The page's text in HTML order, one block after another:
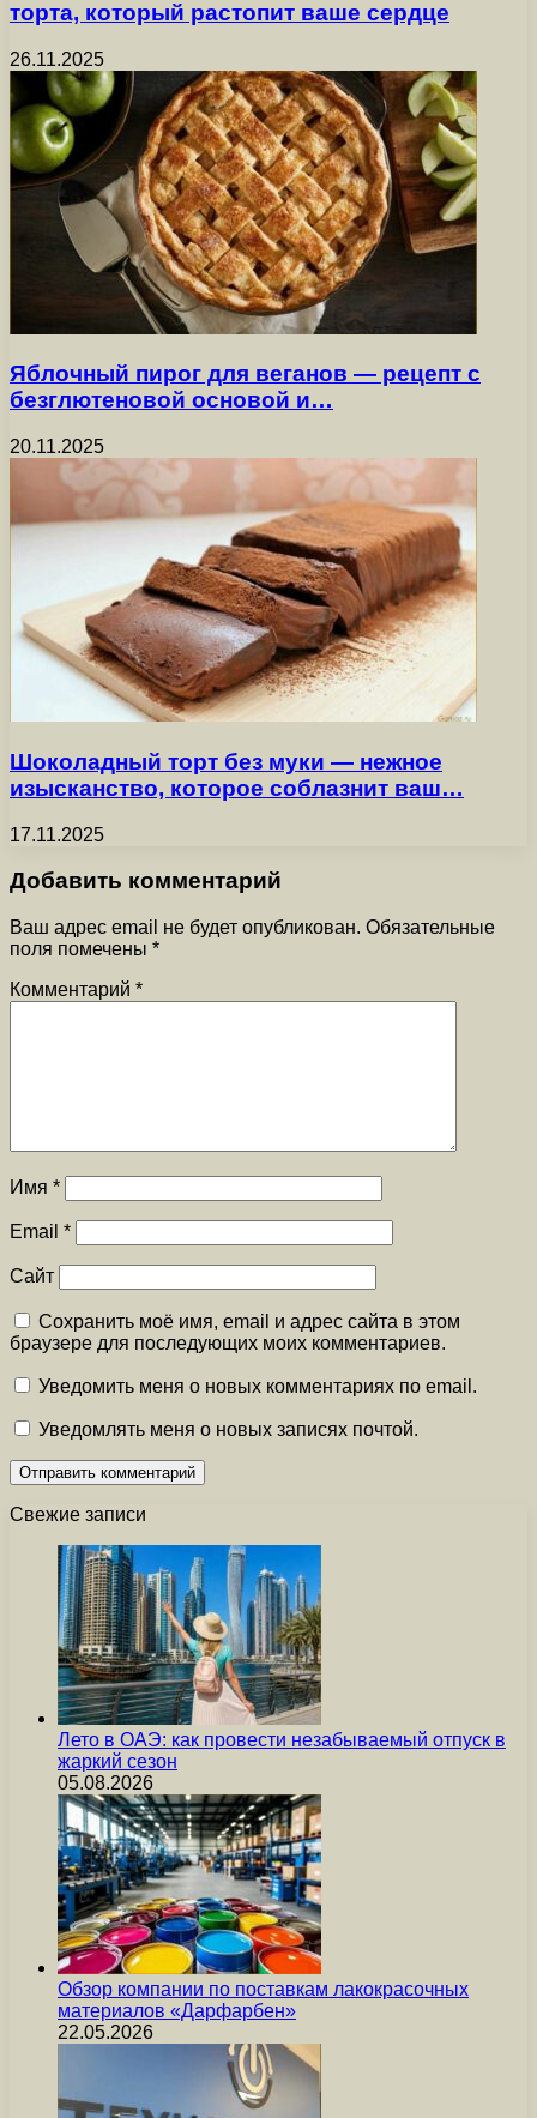
торта, который растопит ваше сердце
26.11.2025
Яблочный пирог для веганов — рецепт с
безглютеновой основой и…
20.11.2025
Шоколадный торт без муки — нежное
изысканство, которое соблазнит ваш…
17.11.2025
Добавить комментарий
Ваш адрес email не будет опубликован. Обязательные
поля помечены *
Комментарий *
Имя *
Email *
Сайт
Сохранить моё имя, email и адрес сайта в этом
браузере для последующих моих комментариев.
Уведомить меня о новых комментариях по email.
Уведомлять меня о новых записях почтой.
Свежие записи
Лето в ОАЭ: как провести незабываемый отпуск в
жаркий сезон
05.08.2026
Обзор компании по поставкам лакокрасочных
материалов «Дарфарбен»
22.05.2026